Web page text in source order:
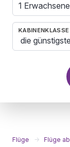
1
KABINENKLASSE
Flüge Flüge